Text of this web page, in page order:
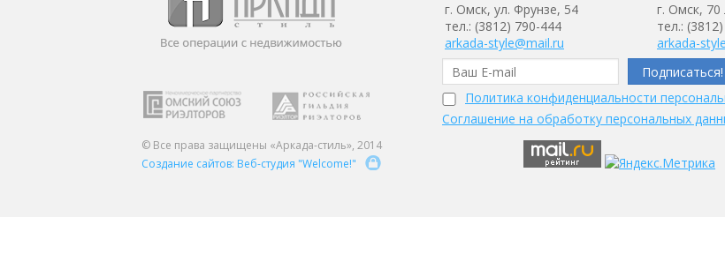
Политика конфиденциальности
Соглашение на обработку персональных
г. Омск, ул. Фрунзе, 54
тел.: (3812) 790-444
arkada-style@mail.ru
г. Омск,
тел.:
arkada-
© Все права защищены «Аркада-стиль», 2014
Создание сайтов: Веб-студия "Welcome!"